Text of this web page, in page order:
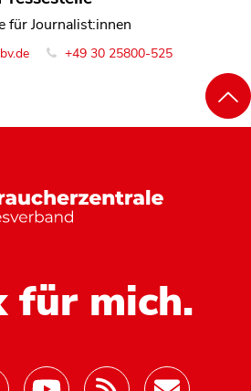
für Journalist:innen
+49 30 25800-525
für mich.